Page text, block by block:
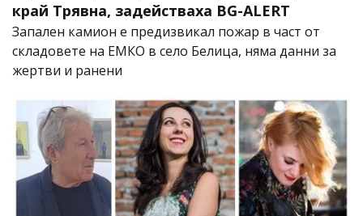
край Трявна, задействаха BG-ALERT
Запален камион е предизвикал пожар в част от
складовете на ЕМКО в село Белица, няма данни за
жертви и ранени